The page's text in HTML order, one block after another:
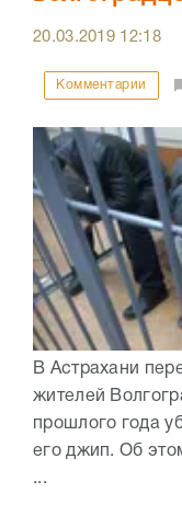
20.03.2019 12:18
Комментарии
В Астрахани
жителей
прошлого года
его джип. Об
...